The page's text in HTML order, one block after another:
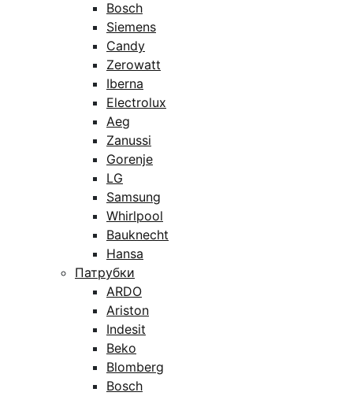
Bosch
Siemens
Candy
Zerowatt
Iberna
Electrolux
Aeg
Zanussi
Gorenje
LG
Samsung
Whirlpool
Bauknecht
Hansa
Патрубки
ARDO
Ariston
Indesit
Beko
Blomberg
Bosch